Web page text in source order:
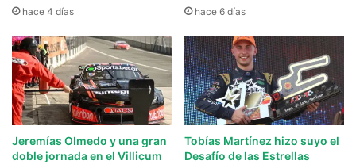
hace 4 días hace 6 días
Jeremías Olmedo y una gran
doble jornada en el Villicum
Tobías Martínez hizo suyo el
Desafío de las Estrellas